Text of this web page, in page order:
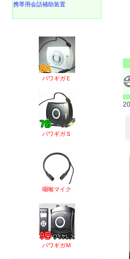
携帯用会話補助装置
パワギガＥ
パワギガＳ
咽喉マイク
パワギガＭ